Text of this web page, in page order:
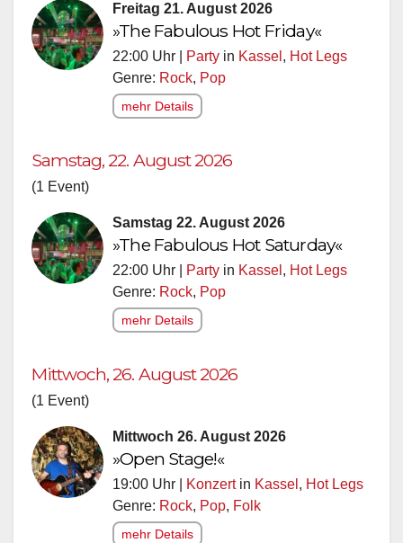
Freitag 21. August 2026
»The Fabulous Hot Friday«
22:00 Uhr | Party in Kassel , Hot Legs
Genre: Rock, Pop
mehr Details
Samstag, 22. August 2026
(1 Event)
Samstag 22. August 2026
»The Fabulous Hot Saturday«
22:00 Uhr | Party in Kassel , Hot Legs
Genre: Rock, Pop
mehr Details
Mittwoch, 26. August 2026
(1 Event)
Mittwoch 26. August 2026
»Open Stage!«
19:00 Uhr | Konzertin Kassel , Hot Legs
Genre: Rock, Pop, Folk
mehr Details